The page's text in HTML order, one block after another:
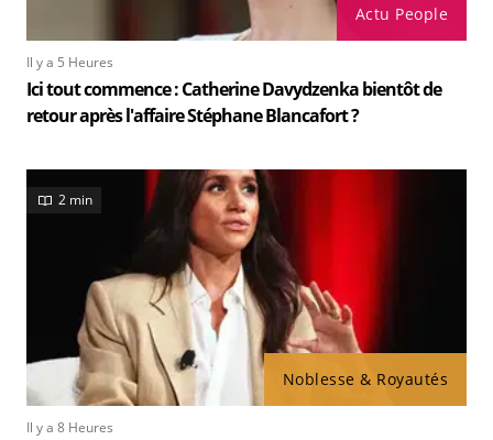
Actu People
Il y a 5 Heures
Ici tout commence : Catherine Davydzenka bientôt de
retour après l'affaire Stéphane Blancafort ?
Noblesse & Royautés
2 min
Il y a 8 Heures